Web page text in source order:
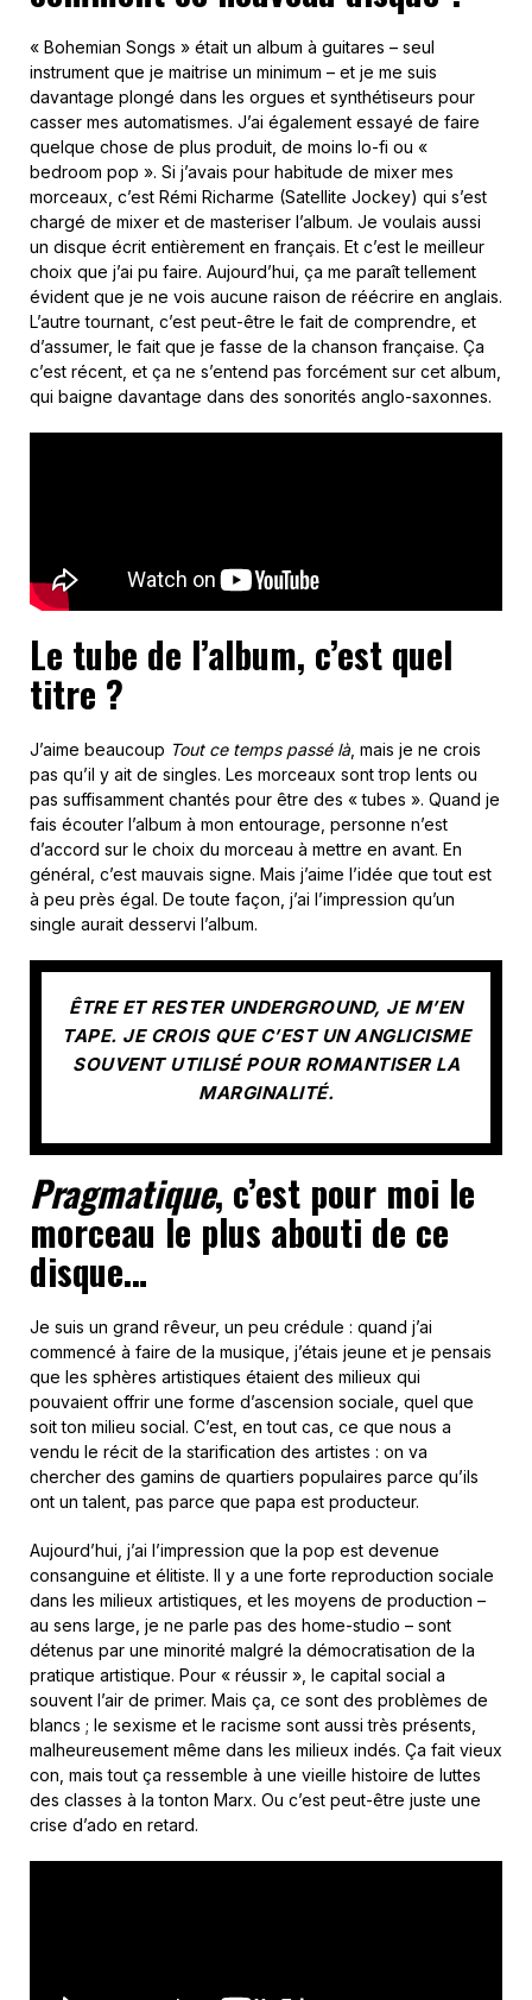
« Bohemian Songs » était un album à guitares – seul
instrument que je maitrise un minimum – et je me suis
davantage plongé dans les orgues et synthétiseurs pour
casser mes automatismes. J’ai également essayé de faire
quelque chose de plus produit, de moins lo-fi ou «
bedroom pop ». Si j’avais pour habitude de mixer mes
morceaux, c’est Rémi Richarme (Satellite Jockey) qui s’est
chargé de mixer et de masteriser l’album. Je voulais aussi
un disque écrit entièrement en français. Et c’est le meilleur
choix que j’ai pu faire. Aujourd’hui, ça me paraît tellement
évident que je ne vois aucune raison de réécrire en anglais.
L’autre tournant, c’est peut-être le fait de comprendre, et
d’assumer, le fait que je fasse de la chanson française. Ça
c’est récent, et ça ne s’entend pas forcément sur cet album,
qui baigne davantage dans des sonorités anglo-saxonnes.
Le tube de l’album, c’est quel
titre ?
J’aime beaucoup Tout ce temps passé là, mais je ne crois
pas qu’il y ait de singles. Les morceaux sont trop lents ou
pas suffisamment chantés pour être des « tubes ». Quand je
fais écouter l’album à mon entourage, personne n’est
d’accord sur le choix du morceau à mettre en avant. En
général, c’est mauvais signe. Mais j’aime l’idée que tout est
à peu près égal. De toute façon, j’ai l’impression qu’un
single aurait desservi l’album.
ÊTRE ET RESTER UNDERGROUND, JE M’EN
TAPE. JE CROIS QUE C’EST UN ANGLICISME
SOUVENT UTILISÉ POUR ROMANTISER LA
MARGINALITÉ.
Pragmatique, c’est pour moi le
morceau le plus abouti de ce
disque…
Je suis un grand rêveur, un peu crédule : quand j’ai
commencé à faire de la musique, j’étais jeune et je pensais
que les sphères artistiques étaient des milieux qui
pouvaient offrir une forme d’ascension sociale, quel que
soit ton milieu social. C’est, en tout cas, ce que nous a
vendu le récit de la starification des artistes : on va
chercher des gamins de quartiers populaires parce qu’ils
ont un talent, pas parce que papa est producteur.
Aujourd’hui, j’ai l’impression que la pop est devenue
consanguine et élitiste. Il y a une forte reproduction sociale
dans les milieux artistiques, et les moyens de production –
au sens large, je ne parle pas des home-studio – sont
détenus par une minorité malgré la démocratisation de la
pratique artistique. Pour « réussir », le capital social a
souvent l’air de primer. Mais ça, ce sont des problèmes de
blancs ; le sexisme et le racisme sont aussi très présents,
malheureusement même dans les milieux indés. Ça fait vieux
con, mais tout ça ressemble à une vieille histoire de luttes
des classes à la tonton Marx. Ou c’est peut-être juste une
crise d’ado en retard.